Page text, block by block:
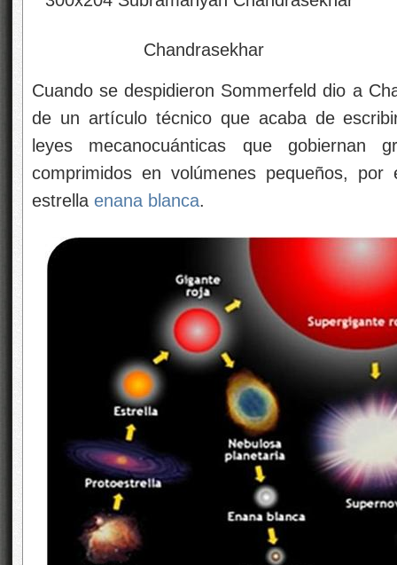
Chandrasekhar
Cuando se despidieron Sommerfeld dio a
de un artículo técnico que acaba de
leyes mecanocuánticas que gobiernan
comprimidos en volúmenes pequeños,
estrella enana blanca.